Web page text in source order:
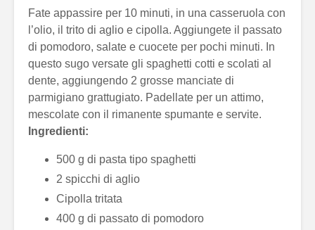
Fate appassire per 10 minuti, in una casseruola con
l’olio, il trito di aglio e cipolla. Aggiungete il passato
di pomodoro, salate e cuocete per pochi minuti. In
questo sugo versate gli spaghetti cotti e scolati al
dente, aggiungendo 2 grosse manciate di
parmigiano grattugiato. Padellate per un attimo,
mescolate con il rimanente spumante e servite.
Ingredienti:
500 g di pasta tipo spaghetti
2 spicchi di aglio
Cipolla tritata
400 g di passato di pomodoro